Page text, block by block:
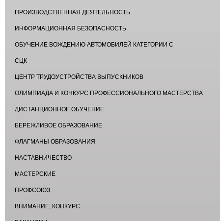
ПРОИЗВОДСТВЕННАЯ ДЕЯТЕЛЬНОСТЬ
ИНФОРМАЦИОННАЯ БЕЗОПАСНОСТЬ
ОБУЧЕНИЕ ВОЖДЕНИЮ АВТОМОБИЛЕЙ КАТЕГОРИИ С
СЦК
ЦЕНТР ТРУДОУСТРОЙСТВА ВЫПУСКНИКОВ
ОЛИМПИАДА И КОНКУРС ПРОФЕССИОНАЛЬНОГО МАСТЕРСТВА
ДИСТАНЦИОННОЕ ОБУЧЕНИЕ
БЕРЕЖЛИВОЕ ОБРАЗОВАНИЕ
ФЛАГМАНЫ ОБРАЗОВАНИЯ
НАСТАВНИЧЕСТВО
МАСТЕРСКИЕ
ПРОФСОЮЗ
ВНИМАНИЕ, КОНКУРС